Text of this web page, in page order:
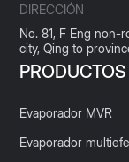
DIRECCIÓN
No. 81, F Eng non-
city, Qing to
PRODUCTOS
Evaporador MVR
Evaporador